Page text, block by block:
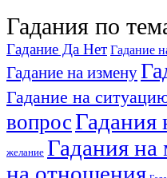
Гадания по
Гадание Да Нет Гадание
Гадание на измену
Гадание на
вопросГадания
желание Гадания